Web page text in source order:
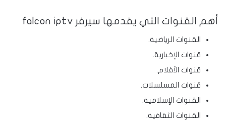
أهم القنوات التي يقدمها سيرفر falcon iptv
القنوات الرياضية.
قنوات الإخبارية.
قنوات الأفلام.
قنوات المسلسلات.
القنوات الإسلامية.
القنوات الثقافية.